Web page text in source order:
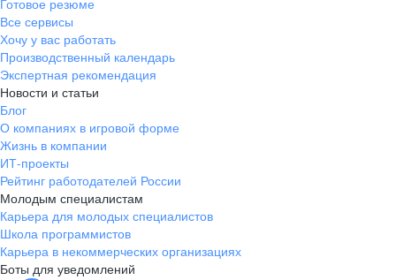
Готовое резюме
Все сервисы
Хочу у вас работать
Производственный календарь
Экспертная рекомендация
Новости и статьи
Блог
О компаниях в игровой форме
Жизнь в компании
ИТ-проекты
Рейтинг работодателей России
Молодым специалистам
Карьера для молодых специалистов
Школа программистов
Карьера в некоммерческих организациях
Боты для уведомлений